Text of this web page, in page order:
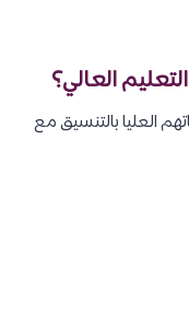
العليا بالتنسيق مع